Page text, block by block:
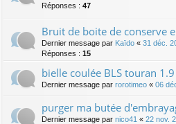
Réponses : 47
Bruit de boite de conserve
Dernier message par Kaïdo « 31 déc.
Réponses : 15
bielle coulée BLS touran
Dernier message par rorotimeo « 06
purger ma butée
Dernier message par nico41 « 22 nov.